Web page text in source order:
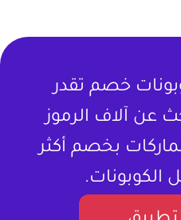
خصم تقدر
عن آلاف الرموز
بخصم أكثر
الكوبونات.